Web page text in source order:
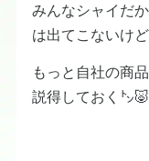
みんなシャイだ
は出てこないけど
もっと自社の商
説得しておく㌧